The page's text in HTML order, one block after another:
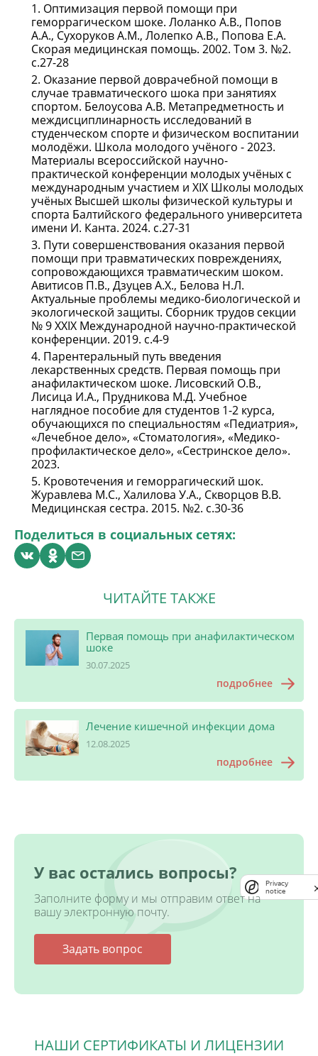
Оптимизация первой помощи при
геморрагическом шоке. Лоланко А.В., Попов
А.А., Сухоруков А.М., Лолепко А.В., Попова Е.А.
Скорая медицинская помощь. 2002. Том 3. №2.
с.27-28
Оказание первой доврачебной помощи в
случае травматического шока при занятиях
спортом. Белоусова А.В. Метапредметность и
междисциплинарность исследований в
студенческом спорте и физическом воспитании
молодёжи. Школа молодого учёного - 2023.
Материалы всероссийской научно-
практической конференции молодых учёных с
международным участием и XIX Школы молодых
учёных Высшей школы физической культуры и
спорта Балтийского федерального университета
имени И. Канта. 2024. с.27-31
Пути совершенствования оказания первой
помощи при травматических повреждениях,
сопровождающихся травматическим шоком.
Авитисов П.В., Дзуцев А.Х., Белова Н.Л.
Актуальные проблемы медико-биологической и
экологической защиты. Сборник трудов секции
№ 9 XXIX Международной научно-практической
конференции. 2019. с.4-9
Парентеральный путь введения
лекарственных средств. Первая помощь при
анафилактическом шоке. Лисовский О.В.,
Лисица И.А., Прудникова М.Д. Учебное
наглядное пособие для студентов 1-2 курса,
обучающихся по специальностям «Педиатрия»,
«Лечебное дело», «Стоматология», «Медико-
профилактическое дело», «Сестринское дело».
2023.
Кровотечения и геморрагический шок.
Журавлева М.С., Халилова У.А., Скворцов В.В.
Медицинская сестра. 2015. №2. с.30-36
Поделиться в социальных сетях:
ЧИТАЙТЕ ТАКЖЕ
Первая помощь при анафилактическом
шоке
30.07.2025
подробнее
Лечение кишечной инфекции дома
12.08.2025
подробнее
У вас остались вопросы?
Заполните форму и мы отправим ответ на
вашу электронную почту.
Задать вопрос
НАШИ СЕРТИФИКАТЫ И ЛИЦЕНЗИИ
Privacy
notice